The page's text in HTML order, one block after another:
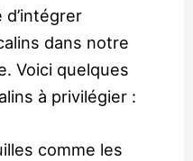
dans notre
Voici quelques
à privilégier :
comme les